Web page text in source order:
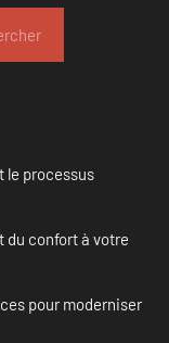
le processus
du confort à votre
pour moderniser